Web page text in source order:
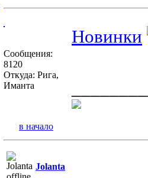
Сообщения:
8120
Откуда: Рига,
Иманта
Новинки
в начало
Jolanta